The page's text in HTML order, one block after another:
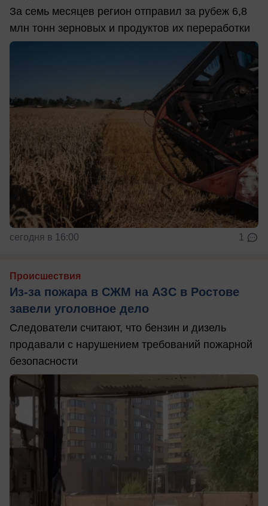
За семь месяцев регион отправил за рубеж 6,8
млн тонн зерновых и продуктов их переработки
сегодня в 16:00 1
Происшествия
Из-за пожара в СЖМ на АЗС в Ростове
завели уголовное дело
Следователи считают, что бензин и дизель
продавали с нарушением требований пожарной
безопасности